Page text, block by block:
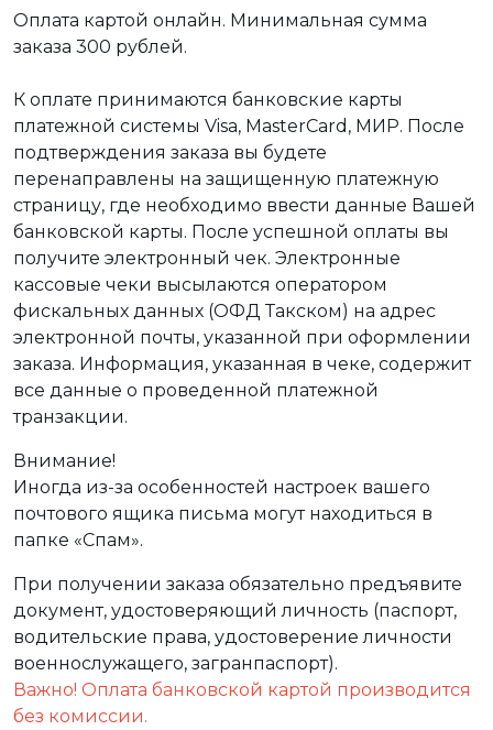
Оплата картой онлайн. Минимальная сумма
заказа 300 рублей.
К оплате принимаются банковские карты
платежной системы Visa, MasterCard, МИР. После
подтверждения заказа вы будете
перенаправлены на защищенную платежную
страницу, где необходимо ввести данные Вашей
банковской карты. После успешной оплаты вы
получите электронный чек. Электронные
кассовые чеки высылаются оператором
фискальных данных (ОФД Такском) на адрес
электронной почты, указанной при оформлении
заказа. Информация, указанная в чеке, содержит
все данные о проведенной платежной
транзакции.
Внимание!
Иногда из-за особенностей настроек вашего
почтового ящика письма могут находиться в
папке «Спам».
При получении заказа обязательно предъявите
документ, удостоверяющий личность (паспорт,
водительские права, удостоверение личности
военнослужащего, загранпаспорт).
Важно! Оплата банковской картой производится
без комиссии.